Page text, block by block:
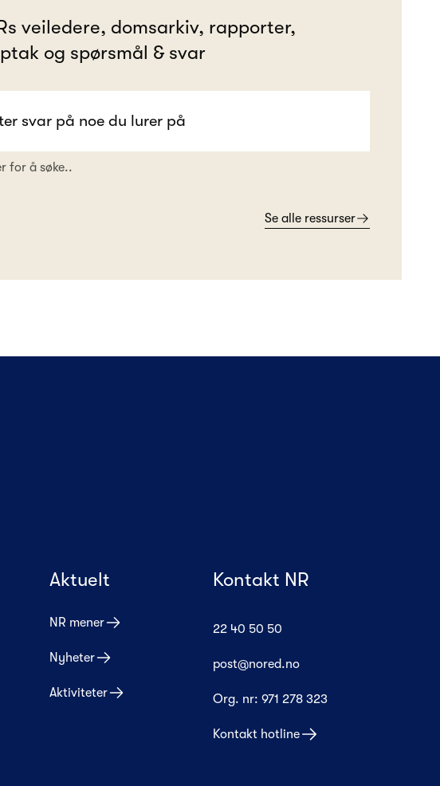
veiledere, domsarkiv, rapporter,
og spørsmål & svar
for å søke..
Se alle ressurser
Aktuelt
NR mener
Nyheter
Aktiviteter
Kontakt NR
22 40 50 50
post@nored.no
Org. nr:971 278 323
Kontakt hotline